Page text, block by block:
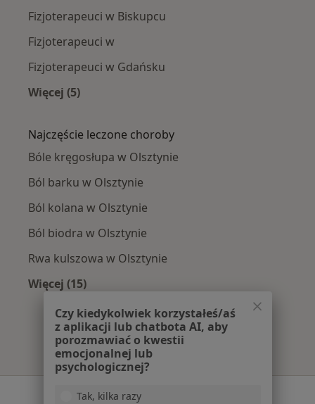
Fizjoterapeuci w Biskupcu
Fizjoterapeuci w
Fizjoterapeuci w Gdańsku
Więcej (5)
Najczęście leczone choroby
Bóle kręgosłupa w Olsztynie
Ból barku w Olsztynie
Ból kolana w Olsztynie
Ból biodra w Olsztynie
Rwa kulszowa w Olsztynie
Więcej (15)
Więcej w kategorii: Najczęście leczone
Serwis
Czy kiedykolwiek korzystałeś/aś
z aplikacji lub chatbota AI, aby
porozmawiać o kwestii
emocjonalnej lub
psychologicznej?
Tak, kilka razy